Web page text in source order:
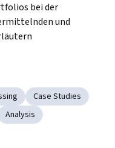
bei der
und
Case Studies
Analysis